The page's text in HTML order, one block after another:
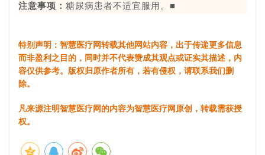
注意事项： 糖尿病患者不适宜服用。■
特别声明：智慧医疗网转载其他网站内容，出于传递更多信息
而非盈利之目的，同时并不代表赞成其观点或证实其描述，内
容仅供参考。版权归原作者所有，若有侵权，请联系我们删
除。
凡来源注明智慧医疗网的内容为智慧医疗网原创，转载需获授
权。